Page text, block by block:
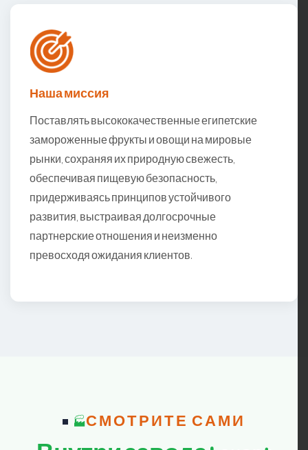
Наша миссия
Поставлять высококачественные египетские
замороженные фрукты и овощи на мировые
рынки, сохраняя их природную свежесть,
обеспечивая пищевую безопасность,
придерживаясь принципов устойчивого
развития, выстраивая долгосрочные
партнерские отношения и неизменно
превосходя ожидания клиентов.
СМОТРИТЕ САМИ